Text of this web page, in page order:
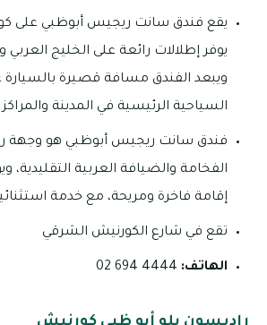
يقع فندق سانت ريجيس أبوظبي على
يوفر إطلالات رائعة على الخليج العربي
ويبعد الفندق مسافة قصيرة بالسيارة
السياحية الرئيسية في المدينة والمراكز
فندق سانت ريجيس أبوظبي هو وجهة
الفخامة والضيافة العربية التقليدية،
إقامة فاخرة ومريحة، مع خدمة
تقع في شارع الكورنيش الشرقي
الهاتف: